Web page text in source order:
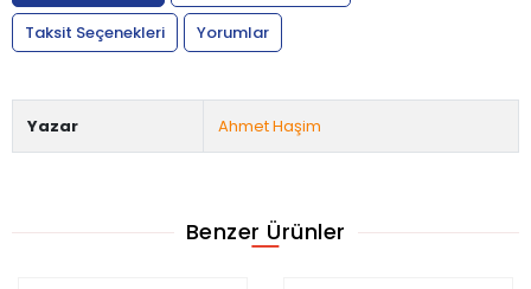
Taksit Seçenekleri
Yorumlar
Yazar Ahmet Haşim
Benzer Ürünler